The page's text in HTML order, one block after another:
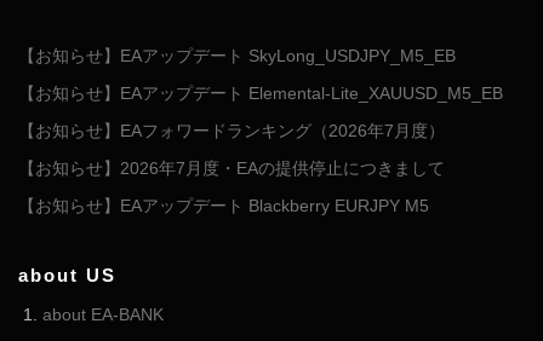
【お知らせ】EAアップデート SkyLong_USDJPY_M5_EB
【お知らせ】EAアップデート Elemental-Lite_XAUUSD_M5_EB
【お知らせ】EAフォワードランキング（2026年7月度）
【お知らせ】2026年7月度・EAの提供停止につきまして
【お知らせ】EAアップデート Blackberry EURJPY M5
about US
about EA-BANK